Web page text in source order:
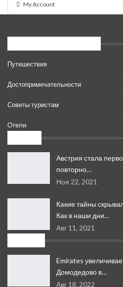
My Account
Путешествия
Достопримечательности
Советы туристам
Отели
Австрия стала
повторно…
Ноя 22, 2021
Какие тайны
Как в наши дни…
Авг 11, 2021
Emirates
Домодедово в…
Авг 18, 2022